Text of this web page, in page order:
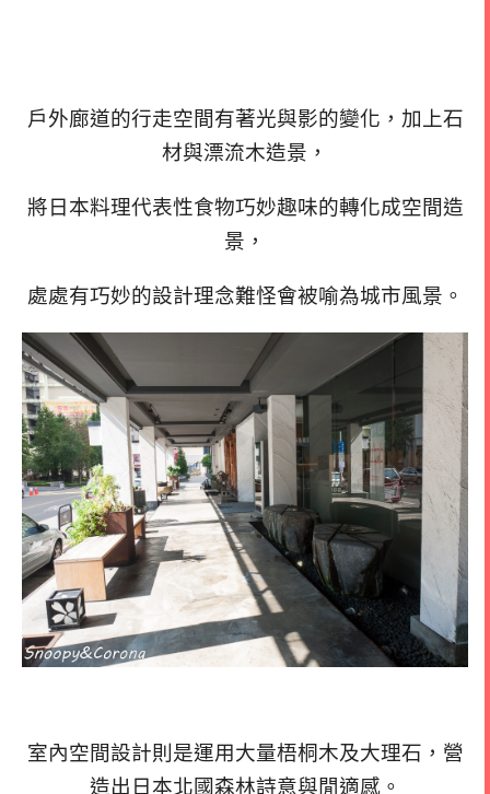
戶外廊道的行走空間有著光與影的變化，加上石
材與漂流木造景，
將日本料理代表性食物巧妙趣味的轉化成空間造
景，
處處有巧妙的設計理念難怪會被喻為城市風景。
室內空間設計則是運用大量梧桐木及大理石，營
造出日本北國森林詩意與閒適感。